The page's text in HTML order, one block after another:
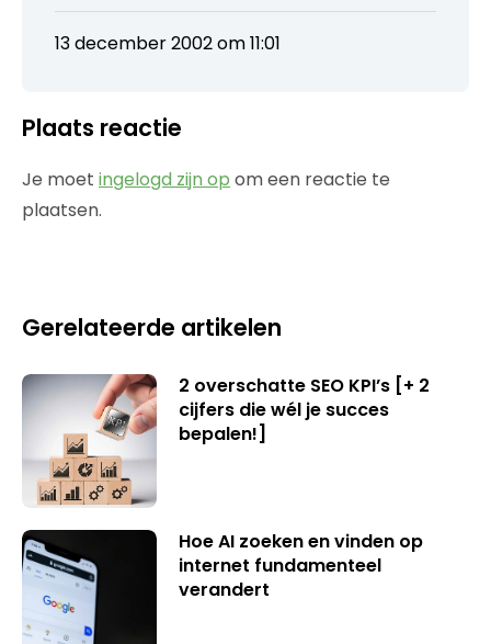
13 december 2002 om 11:01
Plaats reactie
Je moet ingelogd zijn op om een reactie te
plaatsen.
Gerelateerde artikelen
2 overschatte SEO KPI’s [+ 2
cijfers die wél je succes
bepalen!]
Hoe AI zoeken en vinden op
internet fundamenteel
verandert